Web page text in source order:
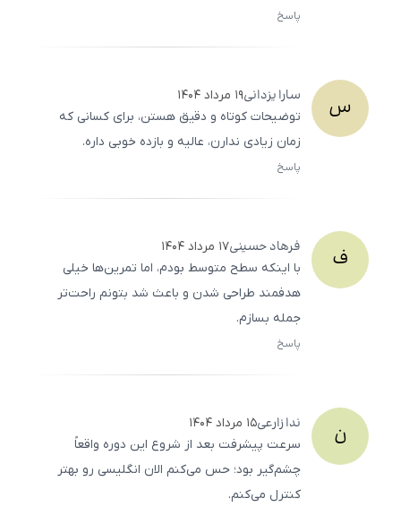
پاسخ
س سارایزدانی۱۹ مرداد ۱۴۰۴
توضیحات کوتاه و دقیق هستن، برای کسانی که
زمان زیادی ندارن، عالیه و بازده خوبی داره.
پاسخ
ف فرهادحسینی۱۷ مرداد ۱۴۰۴
با اینکه سطح متوسط بودم، اما تمرین‌ها خیلی
هدفمند طراحی شدن و باعث شد بتونم راحت‌تر
جمله بسازم.
پاسخ
ن ندازارعی۱۵ مرداد ۱۴۰۴
سرعت پیشرفت بعد از شروع این دوره واقعاً
چشم‌گیر بود؛ حس می‌کنم الان انگلیسی رو بهتر
کنترل می‌کنم.